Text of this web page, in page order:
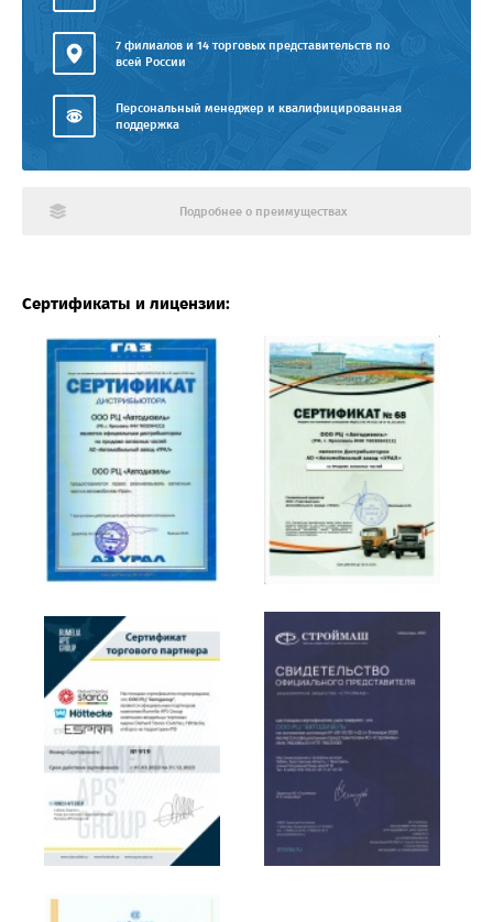
7 филиалов и 14 торговых представительств по
всей России
Персональный менеджер и квалифицированная
поддержка
Подробнее о преимуществах
Сертификаты и лицензии: